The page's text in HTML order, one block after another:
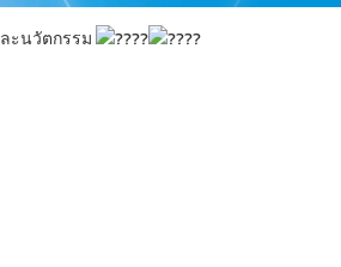
ะนวัตกรรม